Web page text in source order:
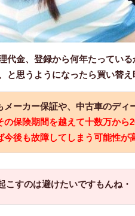
代金、登録から何年たってい
と思うようになったら買い替
メーカー保証や、中古車のディ
の保険期間を越えて十数万から
今後も故障してしまう可能性が
こすのは避けたいですもんね・